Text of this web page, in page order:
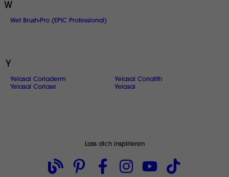
W
Wet Brush-Pro (EPIC Professional)
Y
Yelasai Coriaderm
Yelasai Corialith
Yelasai Coriase
Yelasai
Lass dich inspirieren